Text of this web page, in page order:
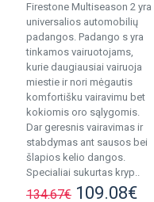
Firestone Multiseason 2 yra
universalios automobilių
padangos. Padango s yra
tinkamos vairuotojams,
kurie daugiausiai vairuoja
miestie ir nori mėgautis
komfortišku vairavimu bet
kokiomis oro sąlygomis.
Dar geresnis vairavimas ir
stabdymas ant sausos bei
šlapios kelio dangos.
Specialiai sukurtas kryp..
134.67€ 109.08€